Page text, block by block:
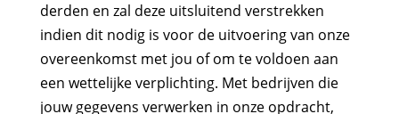
derden en zal deze uitsluitend verstrekken
indien dit nodig is voor de uitvoering van onze
overeenkomst met jou of om te voldoen aan
een wettelijke verplichting. Met bedrijven die
jouw gegevens verwerken in onze opdracht,